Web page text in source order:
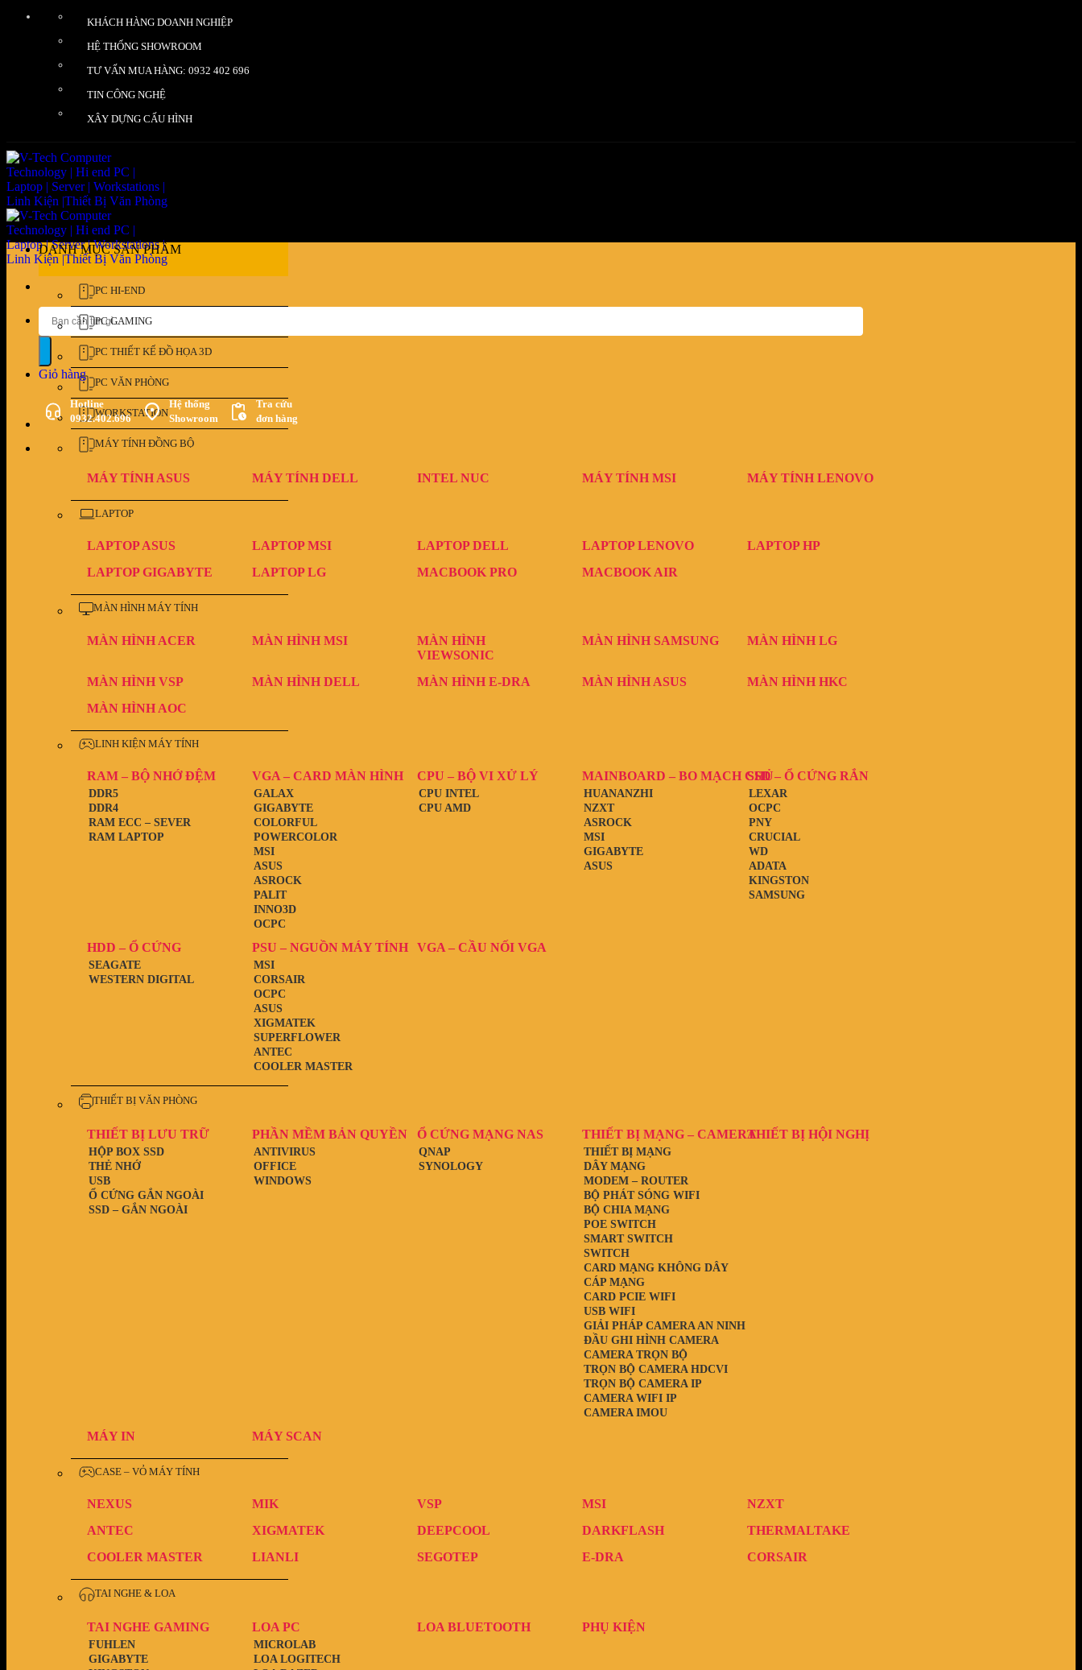
KHÁCH HÀNG DOANH NGHIỆP
HỆ THỐNG SHOWROOM
TƯ VẤN MUA HÀNG: 0932 402 696
TIN CÔNG NGHỆ
XÂY DỰNG CẤU HÌNH
Tìm
kiếm:
Giỏ hàng
Hotline
0932.402.696
Hệ thống
Showroom
Tra cứu
đơn hàng
DANH MỤC SẢN PHẨM
PC HI-END
PC GAMING
PC THIẾT KẾ ĐỒ HỌA 3D
PC VĂN PHÒNG
WORKSTATION
MÁY TÍNH ĐỒNG BỘ
MÁY TÍNH ASUS MÁY TÍNH DELL INTEL NUC MÁY TÍNH MSI MÁY TÍNH LENOVO
LAPTOP
LAPTOP ASUS LAPTOP MSI LAPTOP DELL LAPTOP LENOVO
LAPTOP HP
LAPTOP GIGABYTE
LAPTOP LG MACBOOK PRO MACBOOK AIR
MÀN HÌNH MÁY TÍNH
MÀN HÌNH ACER MÀN HÌNH MSI
MÀN HÌNH
VIEWSONIC
MÀN HÌNH SAMSUNG MÀN HÌNH LG
MÀN HÌNH VSP MÀN HÌNH DELL MÀN HÌNH E-DRA MÀN HÌNH ASUS
MÀN HÌNH HKC
MÀN HÌNH AOC
LINH KIỆN MÁY TÍNH
RAM – BỘ NHỚ ĐỆM
RAM LAPTOP
RAM ECC – SEVER
DDR4
DDR5
VGA – CARD MÀN HÌNH
OCPC
INNO3D
PALIT
ASROCK
ASUS
MSI
POWERCOLOR
COLORFUL
GIGABYTE
GALAX
CPU – BỘ VI XỬ LÝ
CPU AMD
CPU INTEL
MAINBOARD – BO MẠCH CHỦ
ASUS
GIGABYTE
MSI
ASROCK
NZXT
HUANANZHI
SSD – Ổ CỨNG RẮN
SAMSUNG
KINGSTON
ADATA
WD
CRUCIAL
PNY
OCPC
LEXAR
HDD – Ổ CỨNG
WESTERN DIGITAL
SEAGATE
PSU – NGUỒN MÁY TÍNH
COOLER MASTER
ANTEC
SUPERFLOWER
XIGMATEK
ASUS
OCPC
CORSAIR
MSI
VGA – CẦU NỐI VGA
THIẾT BỊ VĂN PHÒNG
THIẾT BỊ LƯU TRỮ
SSD – GẮN NGOÀI
Ổ CỨNG GẮN NGOÀI
USB
THẺ NHỚ
HỘP BOX SSD
PHẦN MỀM BẢN QUYỀN
WINDOWS
OFFICE
ANTIVIRUS
Ổ CỨNG MẠNG NAS
SYNOLOGY
QNAP
THIẾT BỊ MẠNG – CAMERA
GIẢI PHÁP CAMERA AN NINH
CAMERA WIFI IP
CAMERA IMOU
CAMERA TRỌN BỘ
TRỌN BỘ CAMERA IP
TRỌN BỘ CAMERA HDCVI
ĐẦU GHI HÌNH CAMERA
THIẾT BỊ MẠNG
CARD MẠNG KHÔNG DÂY
USB WIFI
CARD PCIE WIFI
CÁP MẠNG
BỘ CHIA MẠNG
SWITCH
SMART SWITCH
POE SWITCH
BỘ PHÁT SÓNG WIFI
MODEM – ROUTER
DÂY MẠNG
THIẾT BỊ HỘI NGHỊ
MÁY IN MÁY SCAN
CASE – VỎ MÁY TÍNH
NEXUS MIK VSP MSI
NZXT
ANTEC
XIGMATEK DEEPCOOL DARKFLASH
THERMALTAKE
COOLER MASTER
LIANLI SEGOTEP E-DRA CORSAIR
TAI NGHE & LOA
TAI NGHE GAMING
GIGABYTE
FUHLEN
LOA PC
LOA LOGITECH
MICROLAB
LOA BLUETOOTH PHỤ KIỆN